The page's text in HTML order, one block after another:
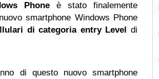
Phone è stato finalemente
smartphone Windows Phone
di categoria entry Level di
di questo nuovo smartphone